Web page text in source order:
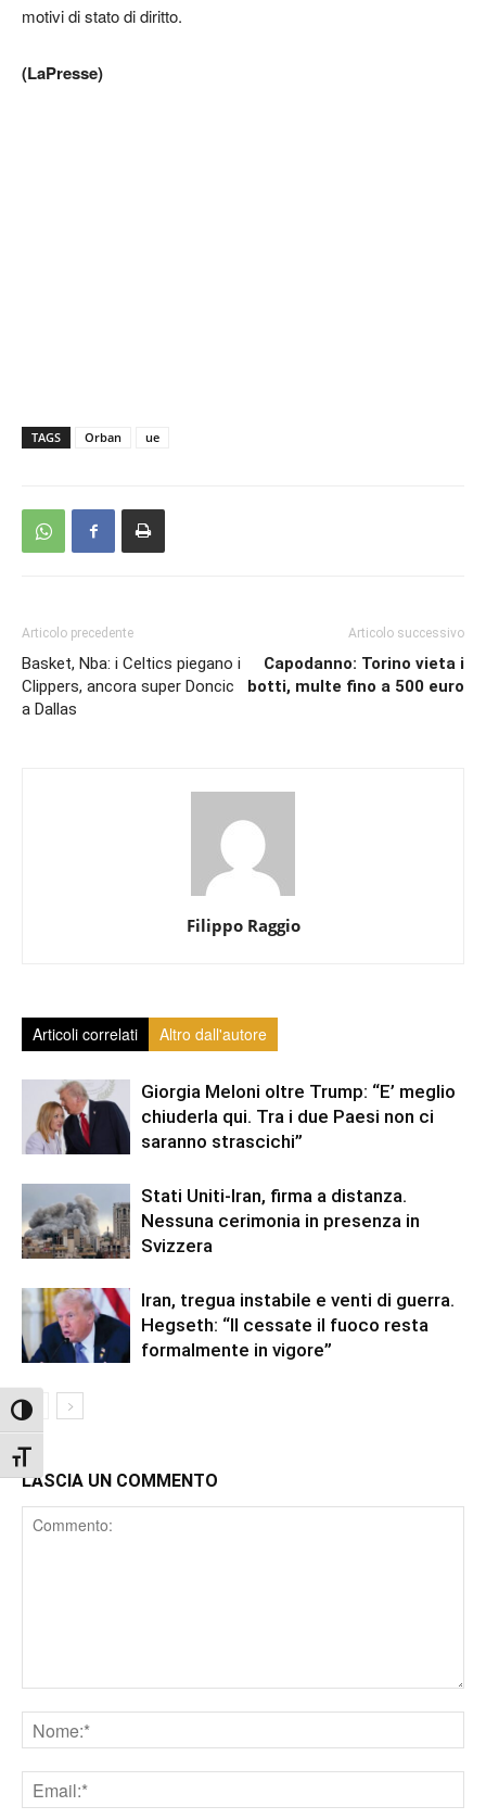
Attiva/disattiva alto contrasto
Attiva/disattiva dimensione testo
motivi di stato di diritto.
(LaPresse)
TAGS Orban ue
Articolo precedente
Basket, Nba: i Celtics piegano i
Clippers, ancora super Doncic
a Dallas
Articolo successivo
Capodanno: Torino vieta i
botti, multe fino a 500 euro
Filippo Raggio
Articoli correlati Altro dall'autore
Giorgia Meloni oltre Trump: “E’ meglio
chiuderla qui. Tra i due Paesi non ci
saranno strascichi”
Stati Uniti-Iran, firma a distanza.
Nessuna cerimonia in presenza in
Svizzera
Iran, tregua instabile e venti di guerra.
Hegseth: “Il cessate il fuoco resta
formalmente in vigore”
LASCIA UN COMMENTO
Comment
Nome
Email